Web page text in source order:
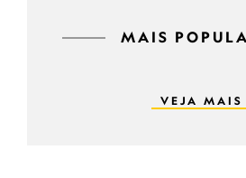
MAIS
VEJA MAIS